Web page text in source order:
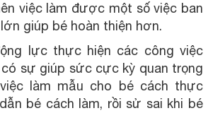
việc làm được một số việc ban
giúp bé hoàn thiện hơn.
lực thực hiện các công việc
sự giúp sức cực kỳ quan trọng
làm mẫu cho bé cách thực
bé cách làm, rồi sử sai khi bé